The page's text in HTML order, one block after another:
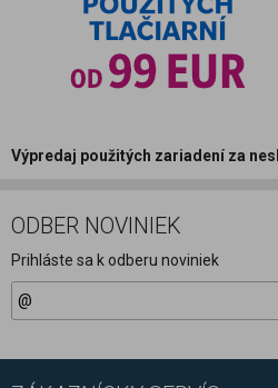
Výpredaj použitých zariadení za
ODBER NOVINIEK
Prihláste sa k odberu noviniek